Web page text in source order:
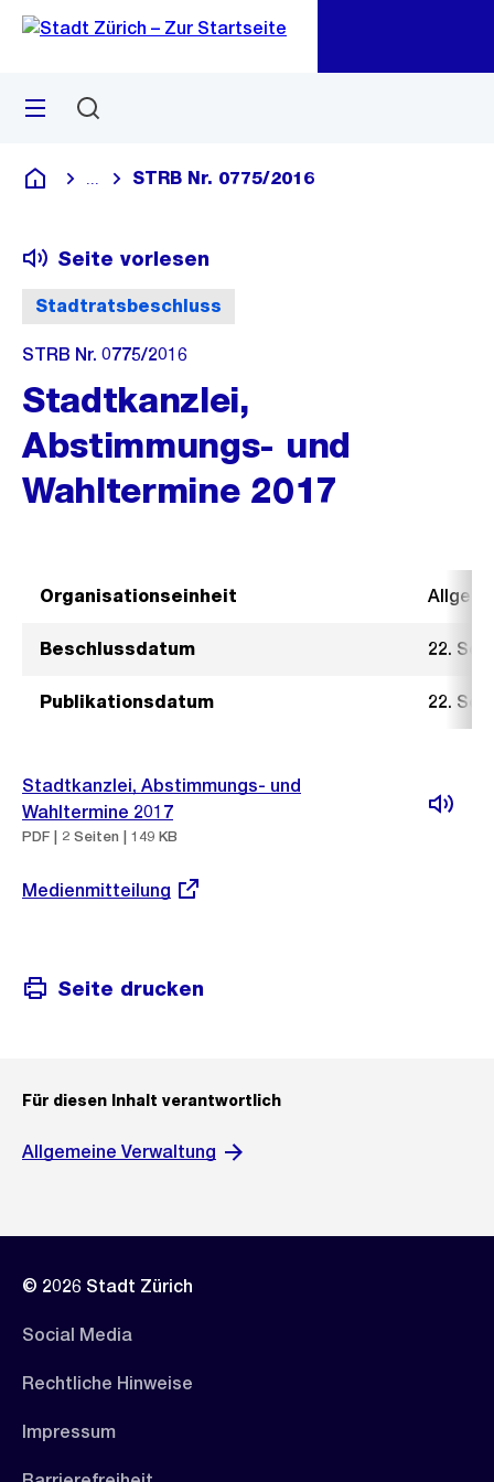
Navigation
Sprunglink
Menü
Deutsch
Blende alle Breadcrumbs ein
STRB Nr. 0775/2016
Stadtratsbeschluss
Seite vorlesen
STRB Nr. 0775/2016
Stadtkanzlei,
Abstimmungs- und
Wahltermine 2017
Organisationseinheit
Beschlussdatum 22.
Publikationsdatum 22.
Stadtkanzlei, Abstimmungs- und
Wahltermine 2017
PDF | 2 Seiten | 149 KB
Externer
Medienmitteilung
Seite drucken
Für diesen Inhalt verantwortlich
Allgemeine Verwaltung
© 2026 Stadt Zürich
Social Media
Rechtliche Hinweise
Impressum